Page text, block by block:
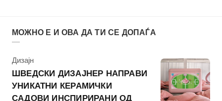
МОЖНО Е И ОВА ДА ТИ СЕ ДОПАЃА
КАтегорија
Дизајн
ШВЕДСКИ ДИЗАЈНЕР НАПРАВИ
УНИКАТНИ КЕРАМИЧКИ
САДОВИ ИНСПИРИРАНИ ОД